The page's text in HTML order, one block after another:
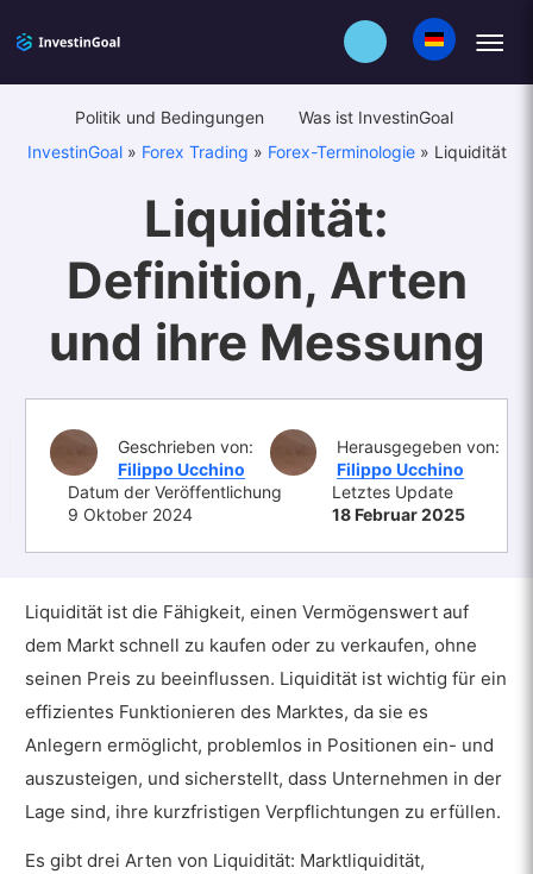
Politik und Bedingungen
Was ist InvestinGoal
InvestinGoal» Forex Trading » Forex-Terminologie» Liquidität
Liquidität:
Definition, Arten
und ihre Messung
Geschrieben von:
Filippo Ucchino
Herausgegeben von:
Filippo Ucchino
Datum der Veröffentlichung
9 Oktober 2024
Letztes Update
18 Februar 2025
Liquidität ist die Fähigkeit, einen Vermögenswert auf
dem Markt schnell zu kaufen oder zu verkaufen, ohne
seinen Preis zu beeinflussen. Liquidität ist wichtig für ein
effizientes Funktionieren des Marktes, da sie es
Anlegern ermöglicht, problemlos in Positionen ein- und
auszusteigen, und sicherstellt, dass Unternehmen in der
Lage sind, ihre kurzfristigen Verpflichtungen zu erfüllen.
Es gibt drei Arten von Liquidität: Marktliquidität,